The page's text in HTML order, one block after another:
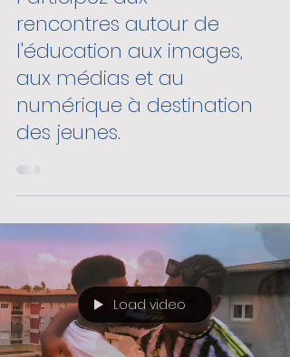
Activités jeunes
Participez aux
rencontres autour de
l'éducation aux images,
aux médias et au
numérique à destination
des jeunes.